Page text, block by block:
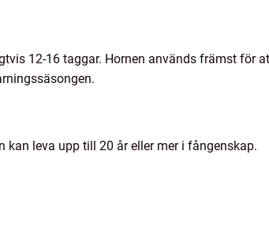
12-16 taggar. Hornen används främst för
leva upp till 20 år eller mer i fångenskap.